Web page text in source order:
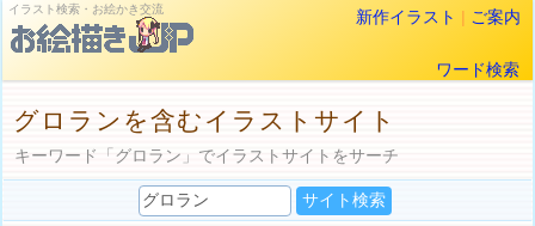
イラスト検索・お絵かき交流 新作イラスト | ご案内
ワード検索
グロランを含むイラストサイト
キーワード「グロラン」でイラストサイトをサーチ